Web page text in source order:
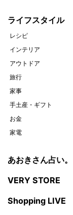
ライフスタイル
レシピ
インテリア
アウトドア
旅行
家事
手土産・ギフト
お金
家電
あおきさん占い。
VERY STORE
Shopping LIVE